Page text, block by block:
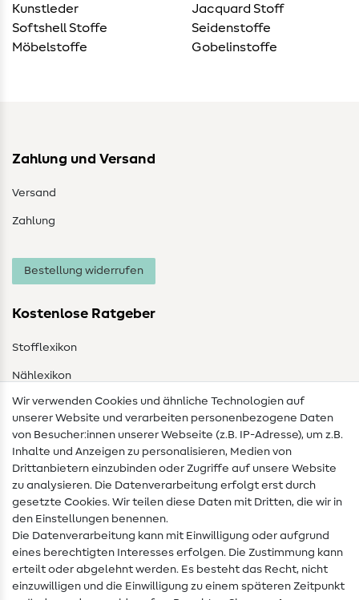
Kunstleder
Softshell Stoffe
Möbelstoffe
Jacquard Stoff
Seidenstoffe
Gobelinstoffe
Zahlung und Versand
Versand
Zahlung
Bestellung widerrufen
Kostenlose Ratgeber
Stofflexikon
Nählexikon
Nähanleitungen
Hilfe & Kontakt
Kontakt
Infos zum Betreiberwechsel
Widerrufsrecht
Beliebt
Wir verwenden Cookies und ähnliche Technologien auf
unserer Website und verarbeiten personenbezogene Daten
von Besucher:innen unserer Webseite (z.B. IP-Adresse), um z.B.
Inhalte und Anzeigen zu personalisieren, Medien von
Drittanbietern einzubinden oder Zugriffe auf unsere Website
zu analysieren. Die Datenverarbeitung erfolgt erst durch
gesetzte Cookies. Wir teilen diese Daten mit Dritten, die wir in
den Einstellungen benennen.
Die Datenverarbeitung kann mit Einwilligung oder aufgrund
eines berechtigten Interesses erfolgen. Die Zustimmung kann
erteilt oder abgelehnt werden. Es besteht das Recht, nicht
einzuwilligen und die Einwilligung zu einem späteren Zeitpunkt